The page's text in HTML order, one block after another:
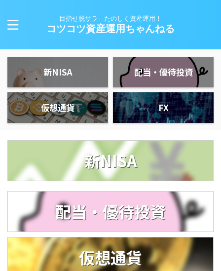
目指せ脱サラ たのしく資産運用！
コツコツ資産運用ちゃんねる
新NISA 配当・優待投資
仮想通貨 FX
新NISA
配当・優待投資
仮想通貨